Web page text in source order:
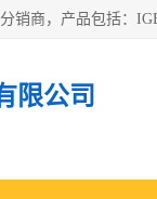
限公司